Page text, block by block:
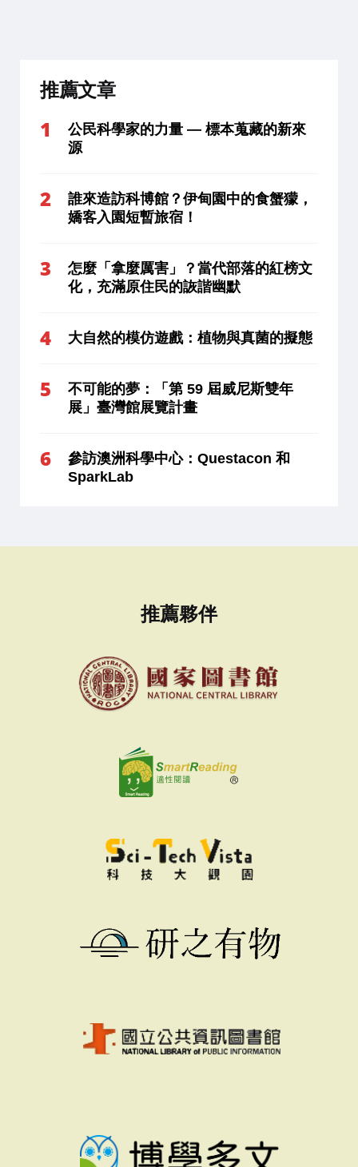
推薦文章
公民科學家的力量 — 標本蒐藏的新來
源
誰來造訪科博館？伊甸園中的食蟹獴，
嬌客入園短暫旅宿！
怎麼「拿麼厲害」？當代部落的紅榜文
化，充滿原住民的詼諧幽默
大自然的模仿遊戲：植物與真菌的擬態
不可能的夢：「第 59 屆威尼斯雙年
展」臺灣館展覽計畫
參訪澳洲科學中心：Questacon 和
SparkLab
推薦夥伴